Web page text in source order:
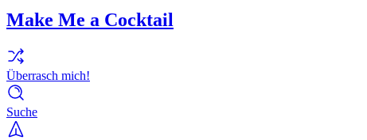
Make Me a Cocktail
Überrasch mich!
Suche